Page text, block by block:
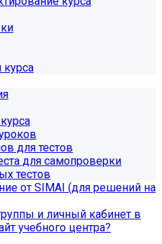
модуль SIMAI-
организации
курса
для тестов
для самопроверки
тестов
от SIMAI (для решений на
и личный кабинет в
учебного центра?